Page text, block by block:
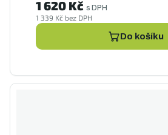
1 339 Kč bez DPH
1 620 Kč s DPH
Do košíku